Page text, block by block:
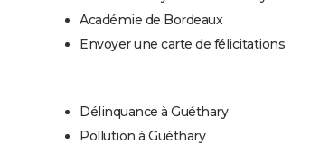
Académie de Bordeaux
Envoyer une carte de félicitations
Délinquance à Guéthary
Pollution à Guéthary